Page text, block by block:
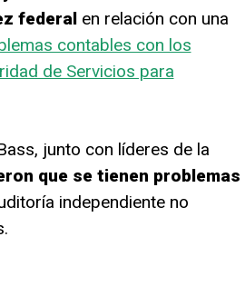
federalen relación con una
contables con los
de Servicios para
junto con líderes de la
que se tienen problemas
independiente no